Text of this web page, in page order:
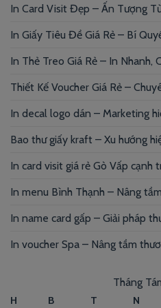
In Card Visit Đẹp – Ấn Tượng
In Giấy Tiêu Đề Giá Rẻ – Bí
In Thẻ Treo Giá Rẻ – In Nhanh,
Thiết Kế Voucher Giá Rẻ –
In decal logo dán – Marketing
Bao thư giấy kraft – Xu hướng
In card visit giá rẻ Gò Vấp cạnh
In menu Bình Thạnh – Nâng
In name card gấp – Giải pháp
In voucher Spa – Nâng tầm
Tháng
H B T N